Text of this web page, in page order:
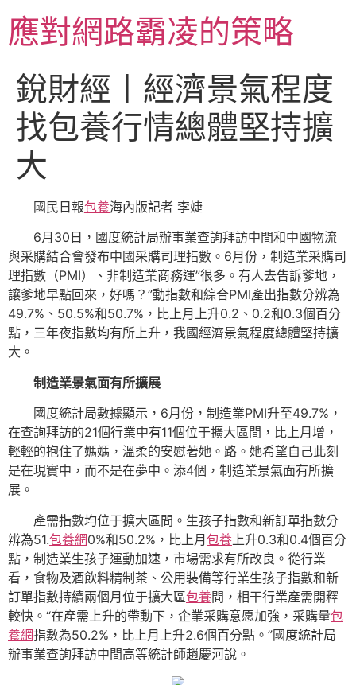
主應對網路霸凌的策略
銳財經丨經濟景氣程度
找包養行情總體堅持擴
大
國民日報包養海內版記者 李婕
6月30日，國度統計局辦事業查詢拜訪中間和中國物流
與采購結合會發布中國采購司理指數。6月份，制造業采購司
理指數（PMI）、非制造業商務運”很多。有人去告訴爹地，
讓爹地早點回來，好嗎？”動指數和綜合PMI產出指數分辨為
49.7%、50.5%和50.7%，比上月上升0.2、0.2和0.3個百分
點，三年夜指數均有所上升，我國經濟景氣程度總體堅持擴
大。
制造業景氣面有所擴展
國度統計局數據顯示，6月份，制造業PMI升至49.7%，
在查詢拜訪的21個行業中有11個位于擴大區間，比上月增，
輕輕的抱住了媽媽，溫柔的安慰著她。路。她希望自己此刻
是在現實中，而不是在夢中。添4個，制造業景氣面有所擴
展。
產需指數均位于擴大區間。生孩子指數和新訂單指數分
辨為51.包養網0%和50.2%，比上月包養 上升0.3和0.4個百分
點，制造業生孩子運動加速，市場需求有所改良。從行業
看，食物及酒飲料精制茶、公用裝備等行業生孩子指數和新
訂單指數持續兩個月位于擴大區包養間，相干行業產需開釋
較快。“在產需上升的帶動下，企業采購意愿加強，采購量包
養網指數為50.2%，比上月上升2.6個百分點。”國度統計局
辦事業查詢拜訪中間高等統計師趙慶河說。